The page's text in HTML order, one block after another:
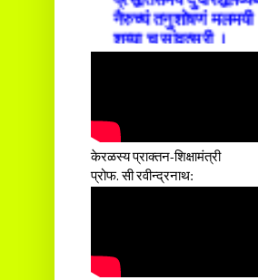
शय्या च सांवत्सरी ।
एकस्यापि न गर्भ-भार-
क्लेशस्य यस्याः क्षमो
केरळस्य प्राक्तन-शिक्षामंत्री
प्रोफ. सी रवीन्द्रनाथ: